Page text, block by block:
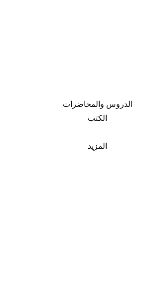
الدروس والمحاضرات
الكتب
المزيد